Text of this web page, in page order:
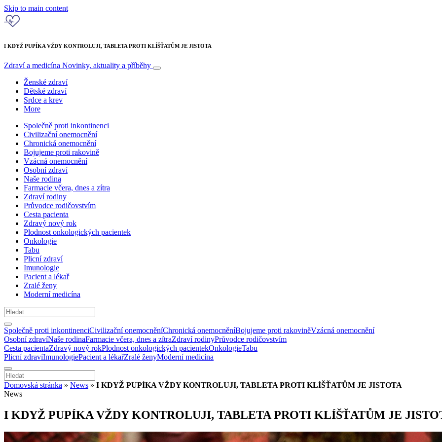
Skip to main content
I KDYŽ PUPÍKA VŽDY KONTROLUJI, TABLETA PROTI KLÍŠŤATŮM JE JISTOTA
Zdraví a medicína Novinky, aktuality a příběhy
Ženské zdraví
Dětské zdraví
Srdce a krev
More
Společně proti inkontinenci
Civilizační onemocnění
Chronická onemocnění
Bojujeme proti rakovině
Vzácná onemocnění
Osobní zdraví
Naše rodina
Farmacie včera, dnes a zítra
Zdraví rodiny
Průvodce rodičovstvím
Cesta pacienta
Zdravý nový rok
Plodnost onkologických pacientek
Onkologie
Tabu
Plicní zdraví
Imunologie
Pacient a lékař
Zralé ženy
Moderní medicína
Společně proti inkontinenciCivilizační onemocněníChronická onemocněníBojujeme proti rakoviněVzácná onemocnění
Osobní zdravíNaše rodinaFarmacie včera, dnes a zítraZdraví rodinyPrůvodce rodičovstvím
Cesta pacientaZdravý nový rokPlodnost onkologických pacientekOnkologieTabu
Plicní zdravíImunologiePacient a lékařZralé ženyModerní medicína
Domovská stránka » News » I KDYŽ PUPÍKA VŽDY KONTROLUJI, TABLETA PROTI KLÍŠŤATŮM JE JISTOTA
News
I KDYŽ PUPÍKA VŽDY KONTROLUJI, TABLETA PROTI KLÍŠŤATŮM JE